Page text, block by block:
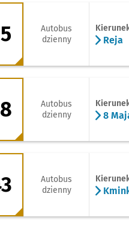
kierunek Reja
Autobus
dzienny
Reja
kierunek 8 Maja
Autobus
dzienny
8
kierunek Kminkowa
Autobus
dzienny